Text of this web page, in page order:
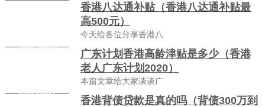
香港八达通补贴（香港八达通补贴最
高500元）
今天给各位分享香港八
广东计划香港高龄津贴是多少（香港
老人广东计划2020）
本篇文章给大家谈谈广
香港背债贷款是真的吗（背债300万到